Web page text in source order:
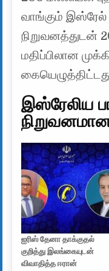
வாங்கும் இஸ்ரேல்
நிறுவனத்துடன்
மதிப்பிலான
இஸ்ரேலிய
ஐரிஸ் தேனா தாக்குதல்
குறித்து இலங்கையுடன்
விவாதித்த ஈரான்